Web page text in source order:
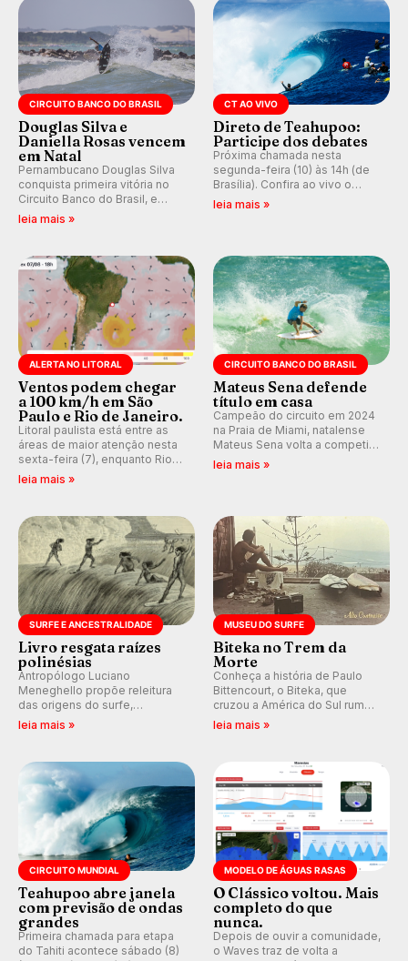
CIRCUITO BANCO DO BRASIL
Douglas Silva e
Daniella Rosas vencem
em Natal
Pernambucano Douglas Silva
conquista primeira vitória no
Circuito Banco do Brasil, e
peruana Daniella Rosas vence
(RN).
leia mais »
CT AO VIVO
Direto de Teahupoo:
Participe dos debates
Próxima chamada nesta
segunda-feira (10) às 14h (de
Brasília). Confira ao vivo o
Outerknown Tahiti Pro 2026 e
leia mais »
ALERTA NO LITORAL
Ventos podem chegar
a 100 km/h em São
Paulo e Rio de Janeiro.
Litoral paulista está entre as
áreas de maior atenção nesta
sexta-feira (7), enquanto Rio
de Janeiro também recebe
km/h em Itanhaém.
leia mais »
CIRCUITO BANCO DO BRASIL
Mateus Sena defende
título em casa
Campeão do circuito em 2024
na Praia de Miami, natalense
Mateus Sena volta a competir
em casa em busca de manter a
leia mais »
SURFE E ANCESTRALIDADE
Livro resgata raízes
polinésias
Antropólogo Luciano
Meneghello propõe releitura
das origens do surfe,
resgatando a cultura polinésia
prática em esporte e indústria.
leia mais »
MUSEU DO SURFE
Biteka no Trem da
Morte
Conheça a história de Paulo
Bittencourt, o Biteka, que
cruzou a América do Sul rumo
ao Pacífico em uma jornada
leia mais »
CIRCUITO MUNDIAL
Teahupoo abre janela
com previsão de ondas
grandes
Primeira chamada para etapa
do Tahiti acontece sábado (8)
MODELO DE ÁGUAS RASAS
O Clássico voltou. Mais
completo do que
nunca.
Depois de ouvir a comunidade,
o Waves traz de volta a